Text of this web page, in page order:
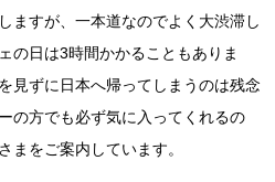
ますが、一本道なのでよく大渋滞し
の日は3時間かかることもありま
見ずに日本へ帰ってしまうのは残念
の方でも必ず気に入ってくれるの
まをご案内しています。